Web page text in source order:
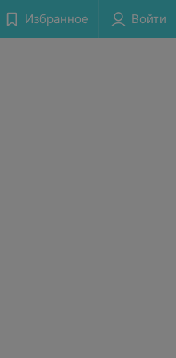
Избранное Войти